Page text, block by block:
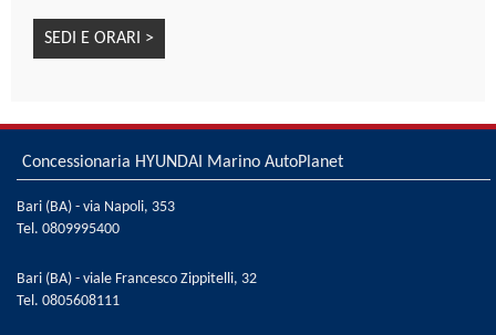
(T.P.M.S.)
Sistema di riconoscimento attivo dei limiti di velocità
conducente (D.A.W.)
Sistema elettronico di controllo della stabilità (E.S.C.)
Specchietti esterni regolabili e riscaldabili
elettricamente
Specchietti retrovisori ripiegabili elettricamente
Tendine parasole posteriori manuali
SEDI E ORARI >
Concessionaria HYUNDAI Marino AutoPlanet
Bari (BA) - via Napoli, 353
Tel. 0809995400
Bari (BA) - viale Francesco Zippitelli, 32
Tel. 0805608111